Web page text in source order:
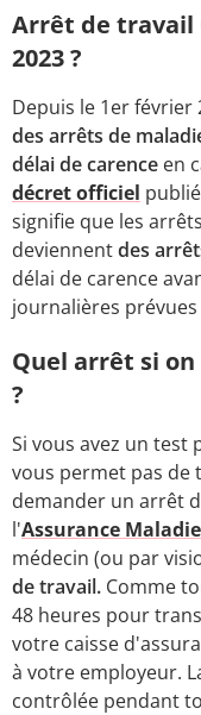
Arrêt de travail
2023 ?
Depuis le 1er février
des arrêts de
délai de carence en
décret officiel
signifie que les
deviennentdes
délai de carence
journalières
Quel arrêt si
?
Si vous avez un test
vous permet pas de
demander un arrêt
l'Assurance Maladie
médecin (ou par
de travail. Comme
48 heures pour
votre caisse
à votre employeur.
contrôlée pendant